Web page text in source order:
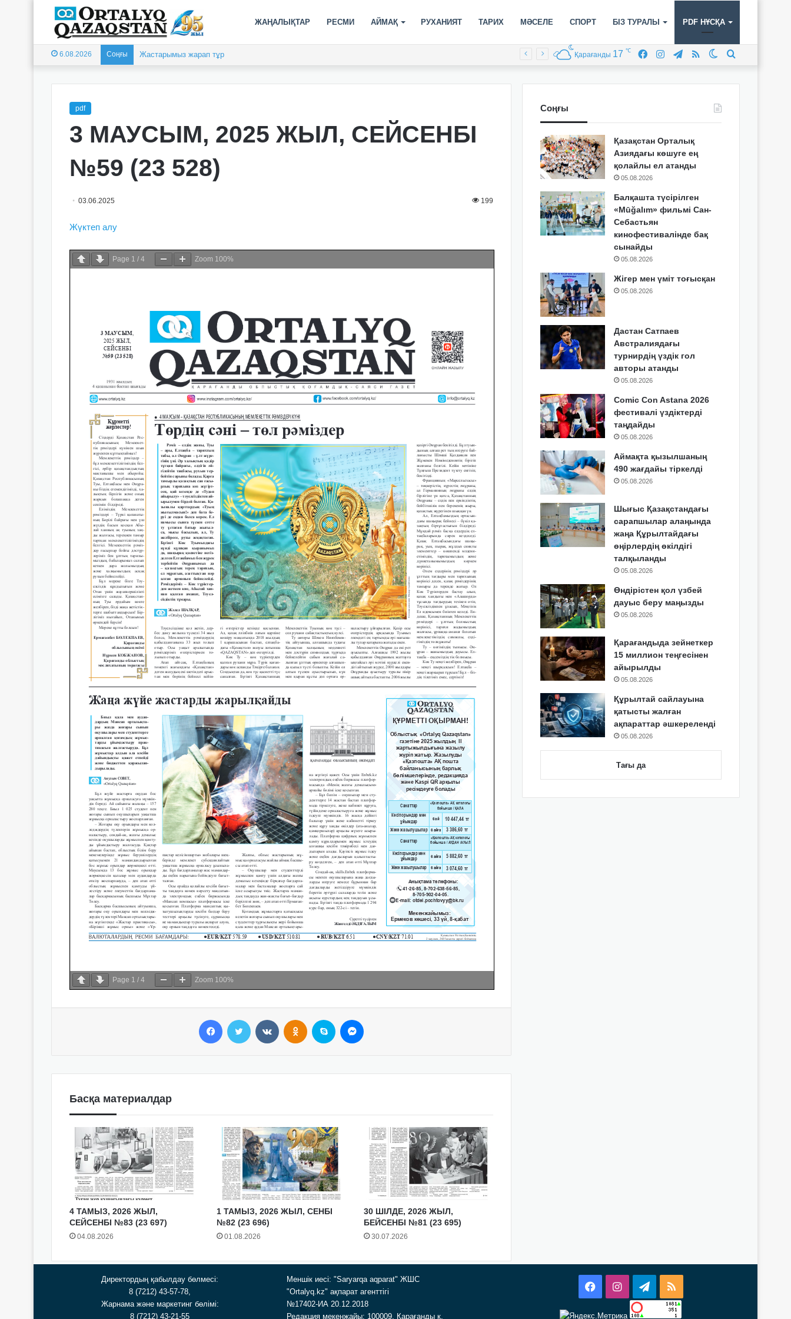
ЖАҢАЛЫҚТАР РЕСМИ АЙМАҚ РУХАНИЯТ ТАРИХ МӘСЕЛЕ СПОРТ БІЗ ТУРАЛЫ PDF НҰСҚА
6.08.2026 Соңғы Жастарымыз жарап тұр Switch
RSS
Telegram
Instagram
Facebook
Қарағанды 17 ℃
pdf
3 МАУСЫМ, 2025 ЖЫЛ, СЕЙСЕНБІ
№59 (23 528)
03.06.2025 199
Жүктеп алу
Page 1 / 4 Zoom 100%
Page 1 / 4 Zoom 100%
Басқа материалдар
4 ТАМЫЗ, 2026 ЖЫЛ,
СЕЙСЕНБІ №83 (23 697)
04.08.2026
1 ТАМЫЗ, 2026 ЖЫЛ, СЕНБІ
№82 (23 696)
01.08.2026
30 ШІЛДЕ, 2026 ЖЫЛ,
БЕЙСЕНБІ №81 (23 695)
30.07.2026
Соңғы
Қазақстан Орталық
Азиядағы көшуге ең
қолайлы ел атанды
05.08.2026
Балқашта түсірілген
«Mūğalım» фильмі Сан-
Себастьян
кинофестивалінде бақ
сынайды
05.08.2026
Жігер мен үміт тоғысқан
05.08.2026
Дастан Сатпаев
Австралиядағы
турнирдің үздік гол
авторы атанды
05.08.2026
Comic Con Astana 2026
фестивалі үздіктерді
таңдайды
05.08.2026
Аймақта қызылшаның
490 жағдайы тіркелді
05.08.2026
Шығыс Қазақстандағы
сарапшылар алаңында
жаңа Құрылтайдағы
өңірлердің өкілдігі
талқыланды
05.08.2026
Өндірістен қол үзбей
дауыс беру маңызды
05.08.2026
Қарағандыда зейнеткер
15 миллион теңгесінен
айырылды
05.08.2026
Құрылтай сайлауына
қатысты жалған
ақпараттар әшкереленді
05.08.2026
Тағы да
Директордың қабылдау бөлмесі:
8 (7212) 43-57-78,
Жарнама және маркетинг бөлімі:
8 (7212) 43-21-55
Меншік иесі: "Saryarqa aqparat" ЖШС
"Ortalyq.kz" ақпарат агенттігі
№17402-ИА 20.12.2018
Редакция мекенжайы: 100009, Қарағанды қ.
FacebookInstagramTelegram
RSS